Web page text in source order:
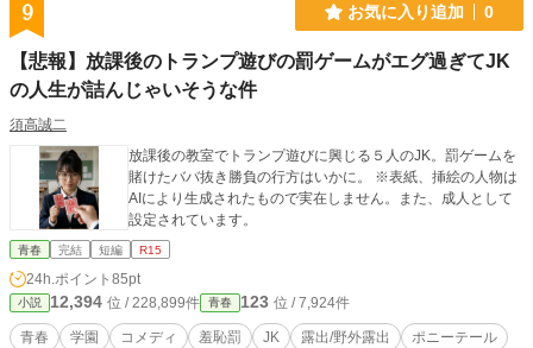
9 お気に入り追加 0
【悲報】放課後のトランプ遊びの罰ゲームがエグ過ぎてJK
の人生が詰んじゃいそうな件
須高誠二
放課後の教室でトランプ遊びに興じる５人のJK。罰ゲームを
賭けたババ抜き勝負の行方はいかに。 ※表紙、挿絵の人物は
AIにより生成されたもので実在しません。また、成人として
設定されています。
青春 完結 短編 R15
24h.ポイント 85pt
小説 12,394 位 / 228,899件 青春 123 位 / 7,924件
青春 学園 コメディ 羞恥罰 JK 露出/野外露出
ポニーテール